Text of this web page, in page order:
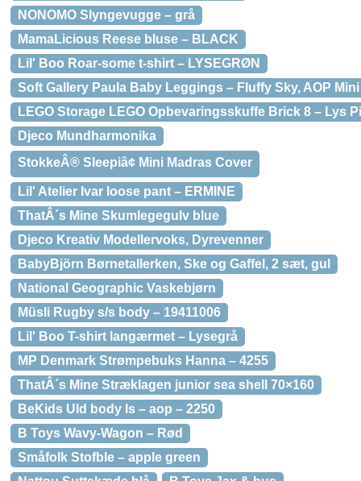
NONOMO Slyngevugge – grå
MamaLicious Reese bluse – BLACK
Lil' Boo Roar-some t-shirt – LYSEGRØN
Soft Gallery Paula Baby Leggings – Fluffy Sky, AOP
LEGO Storage LEGO Opbevaringsskuffe Brick 8 – Lys
Djeco Mundharmonika
StokkeÂ® Sleepiâ¢ Mini Madras Cover
Lil' Atelier Ivar loose pant – ERMINE
ThatÂ´s Mine Skumlegegulv blue
Djeco Kreativ Modellervoks, Dyrevenner
BabyBjörn Børnetallerken, Ske og Gaffel, 2 sæt, gul
National Geographic Vaskebjørn
Müsli Rugby s/s body – 19411006
Lil' Boo T-shirt langærmet – Lysegrå
MP Denmark Strømpebuks Hanna – 4255
ThatÂ´s Mine Stræklagen junior sea shell 70×160
BeKids Uld body ls – aop – 2250
B Toys Wavy-Wagon – Rød
Småfolk Stofble – apple green